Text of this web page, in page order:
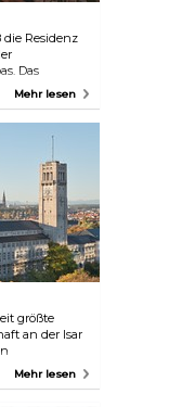
die Residenz
Das
und die
den
Oase
Mehr lesen
größte
an der Isar
mit vielen
Mehr lesen